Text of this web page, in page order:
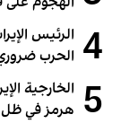
4 الرئيس
الحرب
5 الخارجية
هرمز في ظل